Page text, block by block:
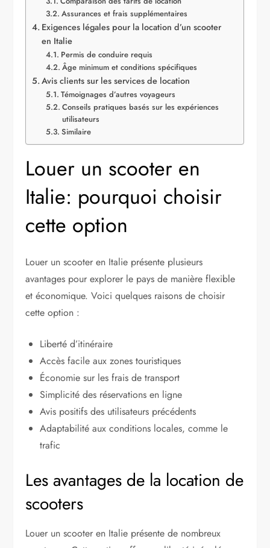
Assurances et frais supplémentaires
Exigences légales pour la location d’un scooter
en Italie
Permis de conduire requis
Âge minimum et conditions spécifiques
Avis clients sur les services de location
Témoignages d’autres voyageurs
Conseils pratiques basés sur les expériences
utilisateurs
Similaire
Louer un scooter en
Italie: pourquoi choisir
cette option
Louer un scooter en Italie présente plusieurs
avantages pour explorer le pays de manière flexible
et économique. Voici quelques raisons de choisir
cette option :
Liberté d’itinéraire
Accès facile aux zones touristiques
Économie sur les frais de transport
Simplicité des réservations en ligne
Avis positifs des utilisateurs précédents
Adaptabilité aux conditions locales, comme le
trafic
Les avantages de la location de
scooters
Louer un scooter en Italie présente de nombreux